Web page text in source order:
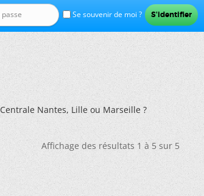
Se souvenir de moi ?
Centrale Nantes, Lille ou Marseille ?
Affichage des résultats 1 à 5 sur 5